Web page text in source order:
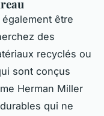
être
des
recyclés ou
sont conçus
Herman Miller
qui ne